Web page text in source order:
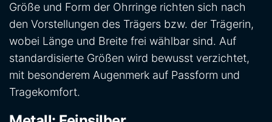
Größe und Form der Ohrringe richten sich nach
den Vorstellungen des Trägers bzw. der Trägerin,
wobei Länge und Breite frei wählbar sind. Auf
standardisierte Größen wird bewusst verzichtet,
mit besonderem Augenmerk auf Passform und
Tragekomfort.